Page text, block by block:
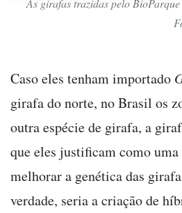
As girafas trazidas pelo
Caso eles tenham importado
girafa do norte, no Brasil os
outra espécie de girafa, a
que eles justificam como
melhorar a genética das
verdade, seria a criação de